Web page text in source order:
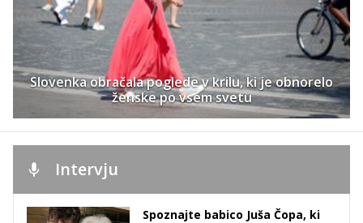
Slovenka obračala poglede v krilu, ki je obnorelo
ženske po vsem svetu
Intervju
Spoznajte babico Juša Čopa, ki